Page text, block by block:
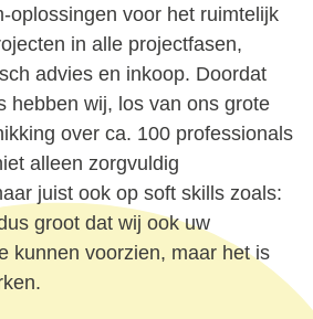
oplossingen voor het ruimtelijk
in alle projectfasen,
advies en inkoop. Doordat
hebben wij, los van ons grote
over ca. 100 professionals
alleen zorgvuldig
juist ook op soft skills zoals:
groot dat wij ook uw
kunnen voorzien, maar het is